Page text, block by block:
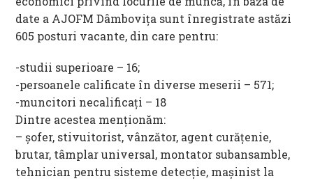
date a AJOFM Dâmboviţa sunt înregistrate astăzi
605 posturi vacante, din care pentru:
-studii superioare – 16;
-persoanele calificate în diverse meserii – 571;
-muncitori necalificați – 18
Dintre acestea menționăm:
– șofer, stivuitorist, vânzător, agent curățenie,
brutar, tâmplar universal, montator subansamble,
tehnician pentru sisteme detecție, mașinist la